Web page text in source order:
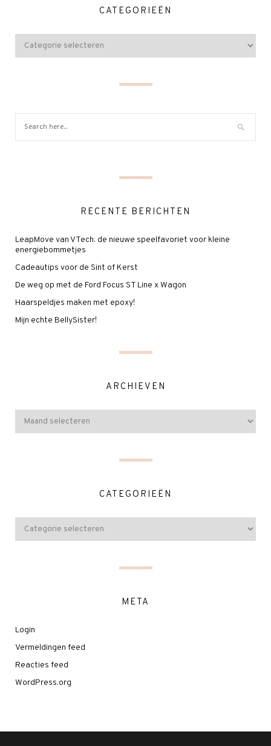
CATEGORIEËN
RECENTE BERICHTEN
LeapMove van VTech: de nieuwe speelfavoriet voor kleine
energiebommetjes
Cadeautips voor de Sint of Kerst
De weg op met de Ford Focus ST Line x Wagon
Haarspeldjes maken met epoxy!
Mijn echte BellySister!
ARCHIEVEN
CATEGORIEËN
META
Login
Vermeldingen feed
Reacties feed
WordPress.org